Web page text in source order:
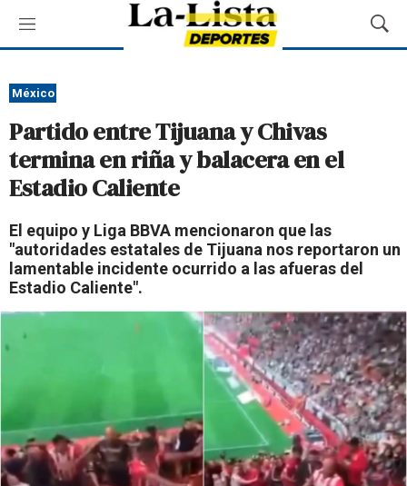
M
e
ú
M
o
u
e
México
Partido entre Tijuana y Chivas
termina en riña y balacera en el
Estadio Caliente
El equipo y Liga BBVA mencionaron que las
"autoridades estatales de Tijuana nos reportaron un
lamentable incidente ocurrido a las afueras del
Estadio Caliente".